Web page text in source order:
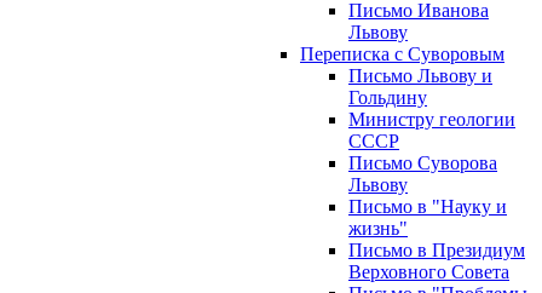
Письмо Иванова
Львову
Переписка с Суворовым
Письмо Львову и
Гольдину
Министру геологии
СССР
Письмо Суворова
Львову
Письмо в "Науку и
жизнь"
Письмо в Президиум
Верховного Совета